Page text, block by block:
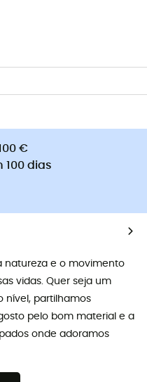
€
100 dias
natureza e o movimento
vidas. Quer seja um
nível, partilhamos
pelo bom material e a
onde adoramos